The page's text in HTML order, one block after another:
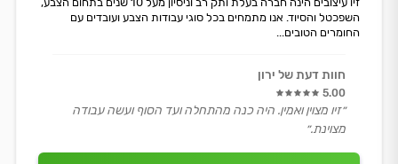
השפכטל והסיוד. אנו מתמחים בכל סוגי עבודות הצבע ועובדים עם
החומרים הטובים...
חוות דעת של ירון
5.00
״זיו מצוין ואמין. היה כנה מהתחלה ועד הסוף ועשה עבודה
מצוינת.״